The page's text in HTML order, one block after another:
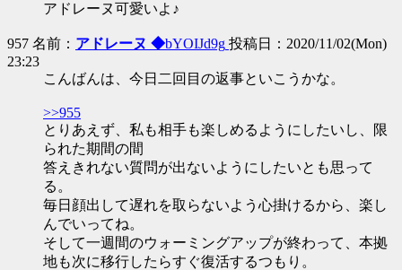
アドレーヌ可愛いよ♪
957 名前： アドレーヌ ◆bYOIJd9g 投稿日：2020/11/02(Mon)
23:23
こんばんは、今日二回目の返事といこうかな。
>>955
とりあえず、私も相手も楽しめるようにしたいし、限
られた期間の間
答えきれない質問が出ないようにしたいとも思って
る。
毎日顔出して遅れを取らないよう心掛けるから、楽し
んでいってね。
そして一週間のウォーミングアップが終わって、本拠
地も次に移行したらすぐ復活するつもり。